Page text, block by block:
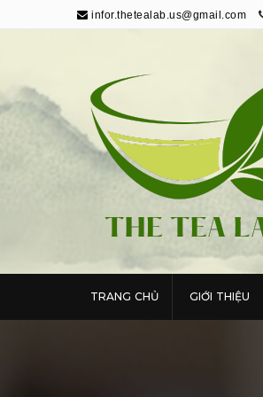
infor.thetealab.us@gmail.com
The Tea
Trang Thông Tin Về Trà
TRANG CHỦ GIỚI THIỆU